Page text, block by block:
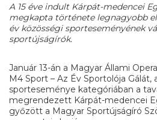
A 15 éve indult Kárpát-medencei
megkapta története legnagyobb
év közösségi sporteseményének
sportújságírók.
Január 13-án a Magyar Állami
M4 Sport – Az Év Sportolója Gálát,
sporteseménye kategóriában a
megrendezett Kárpát-medencei
győzött a Magyar Sportújságíró